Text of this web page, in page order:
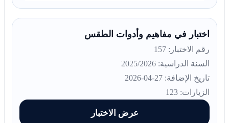
اختبار في مفاهيم وأدوات الطقس
رقم الاختبار: 157
السنة الدراسية: 2025/2026
تاريخ الإضافة: 27-04-2026
الزيارات: 123
عرض الاختبار